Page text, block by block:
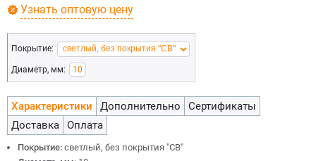
Узнать оптовую цену
Покрытие:
Диаметр, мм: 10
Характеристики Дополнительно
Сертификаты
Доставка
Оплата
Покрытие: светлый, без покрытия "СВ"